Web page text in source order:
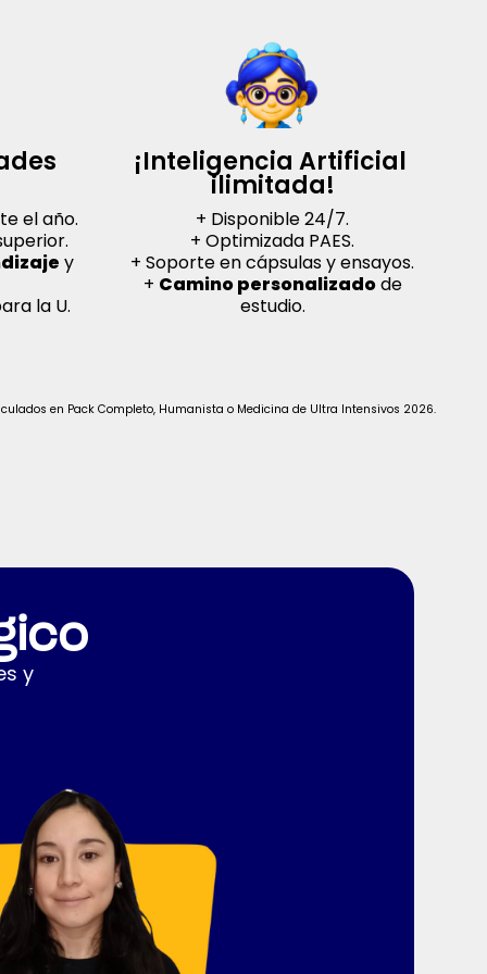
el año.
y
la U.
¡Inteligencia Artificial
ilimitada!
+ Disponible 24/7.
+ Optimizada PAES.
+ Soporte en cápsulas y ensayos.
+ Camino personalizadode
estudio.
en Pack Completo, Humanista o Medicina de Ultra Intensivos 2026.
y